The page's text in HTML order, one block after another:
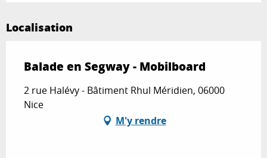
Localisation
Balade en Segway - Mobilboard
2 rue Halévy - Bâtiment Rhul Méridien, 06000
Nice
M'y rendre